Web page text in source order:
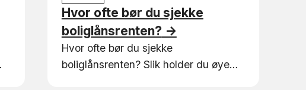
Hvor ofte bør du sjekke
boliglånsrenten? →
Hvor ofte bør du sjekke
boliglånsrenten? Slik holder du øye